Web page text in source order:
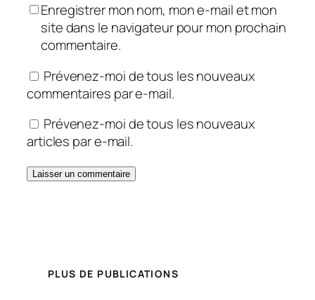
Enregistrer mon nom, mon e-mail et mon
site dans le navigateur pour mon prochain
commentaire.
Prévenez-moi de tous les nouveaux
commentaires par e-mail.
Prévenez-moi de tous les nouveaux
articles par e-mail.
PLUS DE PUBLICATIONS